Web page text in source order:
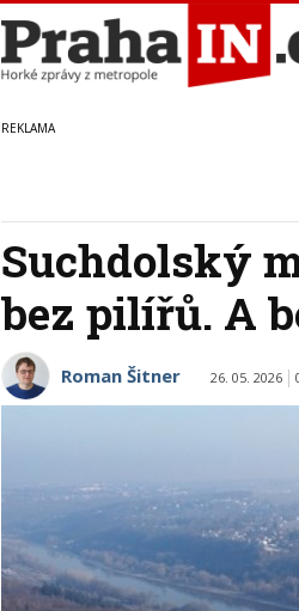
Suchdolský
bez pilířů. A
Roman Šitner 26. 05. 2026